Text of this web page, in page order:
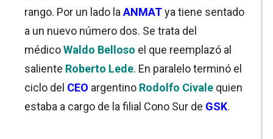
rango. Por un lado la ANMATya tiene sentado
a un nuevo número dos. Se trata del
médicoWaldo Belloso el que reemplazó al
saliente Roberto Lede. En paralelo terminó el
ciclo del CEO argentino Rodolfo Civale quien
estaba a cargo de la filial Cono Sur de GSK.